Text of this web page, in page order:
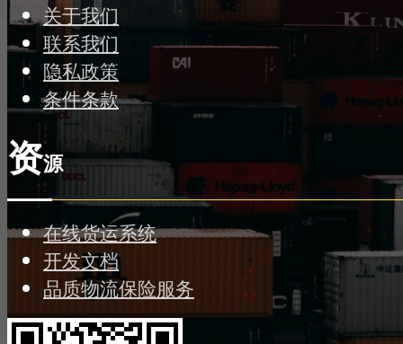
关于我们
联系我们
隐私政策
条件条款
资源
在线货运系统
开发文档
品质物流保险服务